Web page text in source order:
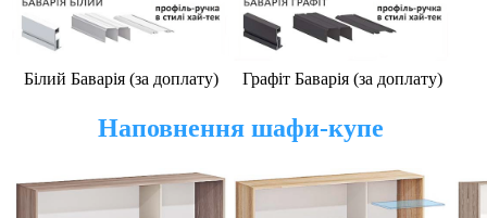
Білий Баварія (за доплату) Графіт Баварія (за доплату)
Наповнення шафи-купе